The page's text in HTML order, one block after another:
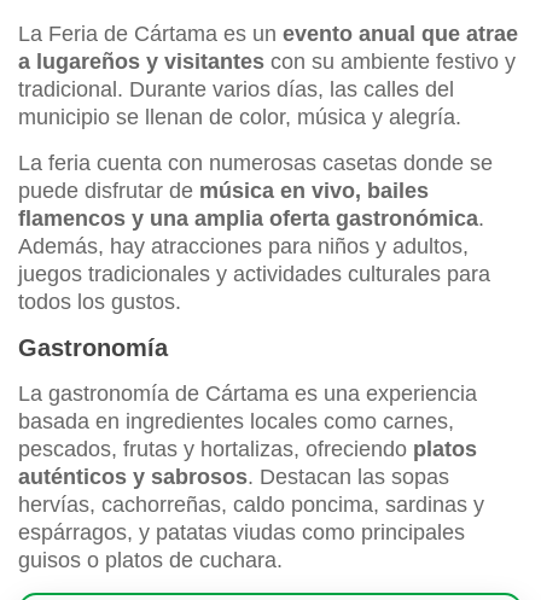
La Feria de Cártama es un evento anual que atrae
a lugareños y visitantes con su ambiente festivo y
tradicional. Durante varios días, las calles del
municipio se llenan de color, música y alegría.
La feria cuenta con numerosas casetas donde se
puede disfrutar de música en vivo, bailes
flamencos y una amplia oferta gastronómica.
Además, hay atracciones para niños y adultos,
juegos tradicionales y actividades culturales para
todos los gustos.
Gastronomía
La gastronomía de Cártama es una experiencia
basada en ingredientes locales como carnes,
pescados, frutas y hortalizas, ofreciendo platos
auténticos y sabrosos. Destacan las sopas
hervías, cachorreñas, caldo poncima, sardinas y
espárragos, y patatas viudas como principales
guisos o platos de cuchara.